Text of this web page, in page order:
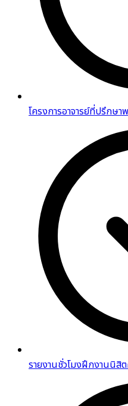
โครงการอาจารย์ที่ปรึกษ
รายงานชั่วโมงฝึกงานนิ